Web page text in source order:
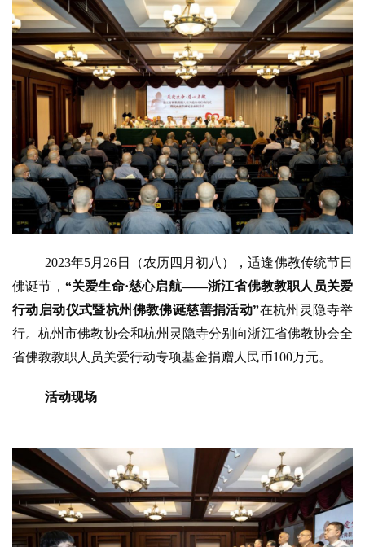
2023年5月26日（农历四月初八），适逢佛教传统节日
佛诞节， “关爱生命·慈心启航——浙江省佛教教职人员关爱
行动启动仪式暨杭州佛教佛诞慈善捐活动”在杭州灵隐寺举
行。杭州市佛教协会和杭州灵隐寺分别向浙江省佛教协会全
省佛教教职人员关爱行动专项基金捐赠人民币100万元。
活动现场